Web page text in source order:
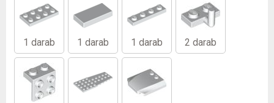
1 darab 1 darab 1 darab 2 darab